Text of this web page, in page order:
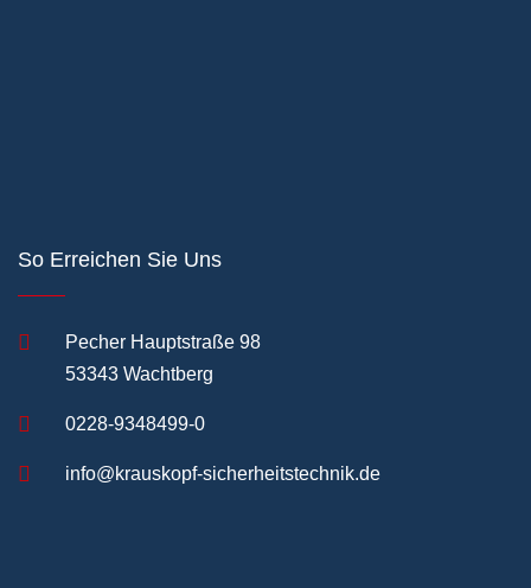
So Erreichen Sie Uns
Pecher Hauptstraße 98
53343 Wachtberg
0228-9348499-0
info@krauskopf-sicherheitstechnik.de